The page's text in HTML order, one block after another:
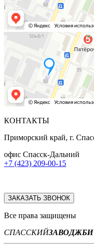
КОНТАКТЫ
Приморский край, г.
офис Спасск-Дальний
+7 (423) 209-00-15
ЗАКАЗАТЬ ЗВОНОК
Все права защищены
СПАССКИЙЗАВОДЖБИ